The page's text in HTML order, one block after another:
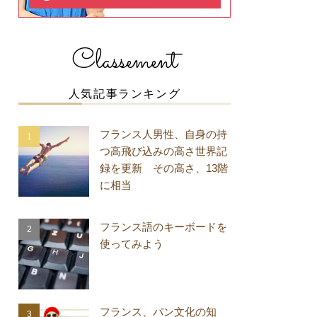
Classement
人気記事ランキング
フランス人男性、自身の持
つ高飛び込みの高さ世界記
録を更新 その高さ、13階
に相当
フランス語のキーボードを
使ってみよう
フランス、パン文化の知